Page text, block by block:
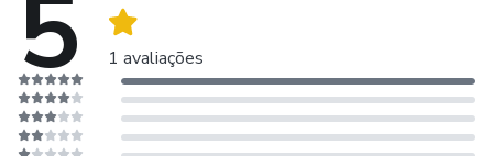
5 1 avaliações